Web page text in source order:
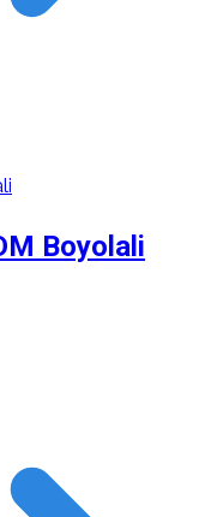
Boyolali